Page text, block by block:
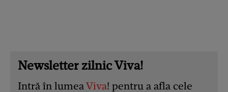
Newsletter zilnic Viva!
Intră în lumeaViva! pentru a afla cele